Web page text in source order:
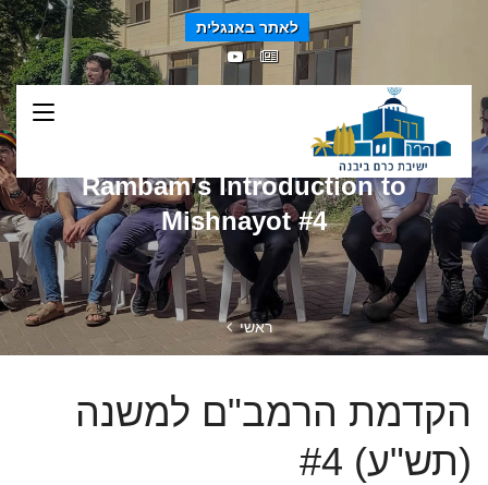
לאתר באנגלית
Rambam's Introduction to
Mishnayot #4
ראשי
הקדמת הרמב"ם למשנה
(תש"ע) #4